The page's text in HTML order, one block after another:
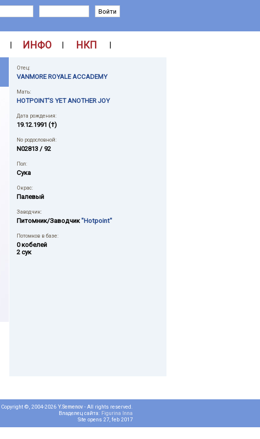
| ИНФО | НКП |
Отец:
VANMORE ROYALE ACCADEMY
Мать:
HOTPOINT'S YET ANOTHER JOY
Дата рождения:
19.12.1991 (†)
No родословной:
N02813 / 92
Пол:
Сука
Окрас:
Палевый
Заводчик:
Питомник/Заводчик"Hotpoint"
Потомков в базе:
0 кобелей
2 сук
Copyright ©, 2004-2026 Y.Semenov - All rights reserved.
Владелец сайта: Figurina Inna
Site opens 27, feb 2017